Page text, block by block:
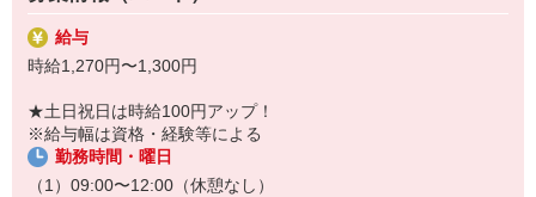
技術が進んでも心に寄り添う介護は人にしかできません。服薬支援
や見守りシステムを導入し、効率化を実現（導入状況は施設により
異なる）。業務負担を減らし、対話や気づきなど本質的なケアに集
テクノロジー×チームで支えながら提供しています。
給与
時給1,270円〜1,300円
★土日祝日は時給100円アップ！
※給与幅は資格・経験等による
勤務時間・曜日
（1）09:00〜12:00（休憩なし）